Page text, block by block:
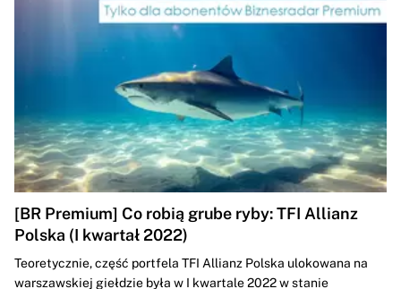
[BR Premium] Co robią grube ryby: TFI Allianz
Polska (I kwartał 2022)
Teoretycznie, część portfela TFI Allianz Polska ulokowana na
warszawskiej giełdzie była w I kwartale 2022 w stanie